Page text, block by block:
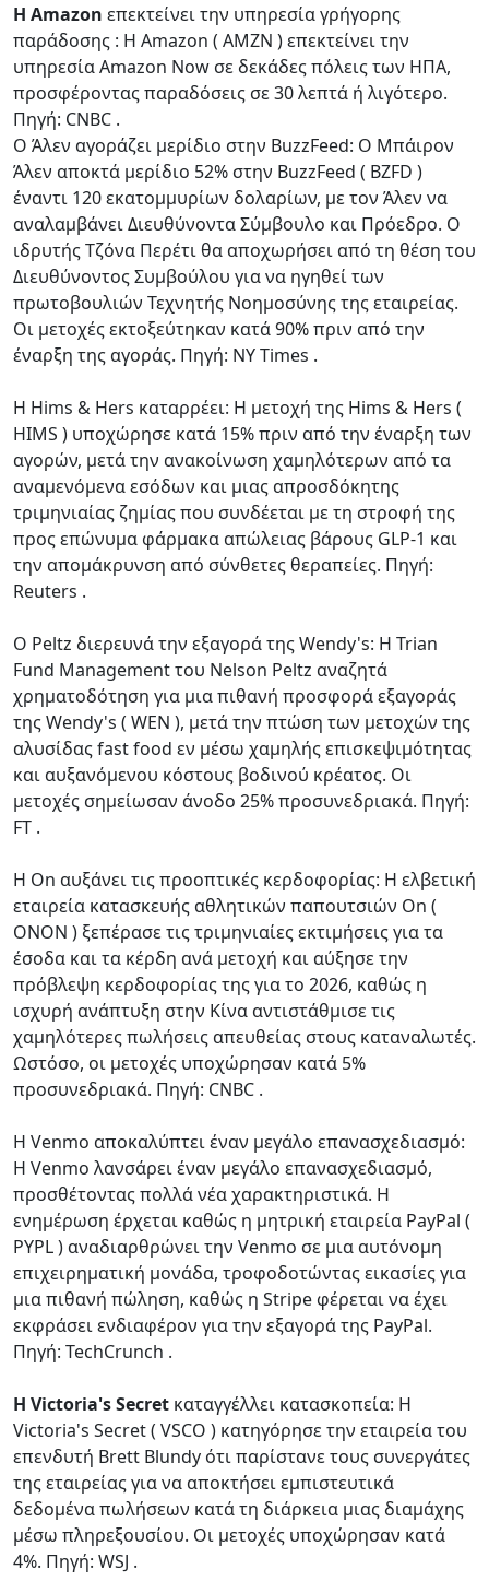
Η Amazon επεκτείνει την υπηρεσία γρήγορης
παράδοσης : Η Amazon ( AMZN ) επεκτείνει την
υπηρεσία Amazon Now σε δεκάδες πόλεις των ΗΠΑ,
προσφέροντας παραδόσεις σε 30 λεπτά ή λιγότερο.
Πηγή: CNBC .
Ο Άλεν αγοράζει μερίδιο στην BuzzFeed: Ο Μπάιρον
Άλεν αποκτά μερίδιο 52% στην BuzzFeed ( BZFD )
έναντι 120 εκατομμυρίων δολαρίων, με τον Άλεν να
αναλαμβάνει Διευθύνοντα Σύμβουλο και Πρόεδρο. Ο
ιδρυτής Τζόνα Περέτι θα αποχωρήσει από τη θέση του
Διευθύνοντος Συμβούλου για να ηγηθεί των
πρωτοβουλιών Τεχνητής Νοημοσύνης της εταιρείας.
Οι μετοχές εκτοξεύτηκαν κατά 90% πριν από την
έναρξη της αγοράς. Πηγή: NY Times .
Η Hims & Hers καταρρέει: Η μετοχή της Hims & Hers (
HIMS ) υποχώρησε κατά 15% πριν από την έναρξη των
αγορών, μετά την ανακοίνωση χαμηλότερων από τα
αναμενόμενα εσόδων και μιας απροσδόκητης
τριμηνιαίας ζημίας που συνδέεται με τη στροφή της
προς επώνυμα φάρμακα απώλειας βάρους GLP-1 και
την απομάκρυνση από σύνθετες θεραπείες. Πηγή:
Reuters .
Ο Peltz διερευνά την εξαγορά της Wendy's: Η Trian
Fund Management του Nelson Peltz αναζητά
χρηματοδότηση για μια πιθανή προσφορά εξαγοράς
της Wendy's ( WEN ), μετά την πτώση των μετοχών της
αλυσίδας fast food εν μέσω χαμηλής επισκεψιμότητας
και αυξανόμενου κόστους βοδινού κρέατος. Οι
μετοχές σημείωσαν άνοδο 25% προσυνεδριακά. Πηγή:
FT .
Η On αυξάνει τις προοπτικές κερδοφορίας: Η ελβετική
εταιρεία κατασκευής αθλητικών παπουτσιών On (
ONON ) ξεπέρασε τις τριμηνιαίες εκτιμήσεις για τα
έσοδα και τα κέρδη ανά μετοχή και αύξησε την
πρόβλεψη κερδοφορίας της για το 2026, καθώς η
ισχυρή ανάπτυξη στην Κίνα αντιστάθμισε τις
χαμηλότερες πωλήσεις απευθείας στους καταναλωτές.
Ωστόσο, οι μετοχές υποχώρησαν κατά 5%
προσυνεδριακά. Πηγή: CNBC .
Η Venmo αποκαλύπτει έναν μεγάλο επανασχεδιασμό:
Η Venmo λανσάρει έναν μεγάλο επανασχεδιασμό,
προσθέτοντας πολλά νέα χαρακτηριστικά. Η
ενημέρωση έρχεται καθώς η μητρική εταιρεία PayPal (
PYPL ) αναδιαρθρώνει την Venmo σε μια αυτόνομη
επιχειρηματική μονάδα, τροφοδοτώντας εικασίες για
μια πιθανή πώληση, καθώς η Stripe φέρεται να έχει
εκφράσει ενδιαφέρον για την εξαγορά της PayPal.
Πηγή: TechCrunch .
Η Victoria's Secret καταγγέλλει κατασκοπεία: Η
Victoria's Secret ( VSCO ) κατηγόρησε την εταιρεία του
επενδυτή Brett Blundy ότι παρίστανε τους συνεργάτες
της εταιρείας για να αποκτήσει εμπιστευτικά
δεδομένα πωλήσεων κατά τη διάρκεια μιας διαμάχης
μέσω πληρεξουσίου. Οι μετοχές υποχώρησαν κατά
4%. Πηγή: WSJ .